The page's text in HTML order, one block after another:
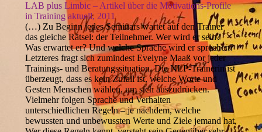
LAB plus Limbic – Artikel über die Motivations-Profile
in Training aktuell, 2011
(…) Zu Beginn jedes Seminars wartet auf den Trainer
das gleiche Rätsel: der Teilnehmer. Wer wird er sein?
Was erwartet er? Und welche Sprache wird er sprechen?
Letzteres fragt sich zumindest Evelyne Maaß vor jeder
Trainings- und Beratungssituation. Die NLP-Trainerin ist
überzeugt, dass es kein Zufall ist, welche Worte und
Gesten Menschen wählen, um sich auszudrücken.
Vielmehr folgen Sprache und Verhalten
unterschiedlichen Regeln – je nachdem, welche
bewussten und unbewussten Werte und Ziele jemand hat.